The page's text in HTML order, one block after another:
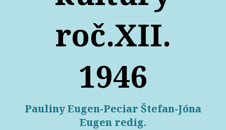
roč.XII.
1946
Pauliny Eugen-Peciar Štefan-Jóna
Eugen redig.